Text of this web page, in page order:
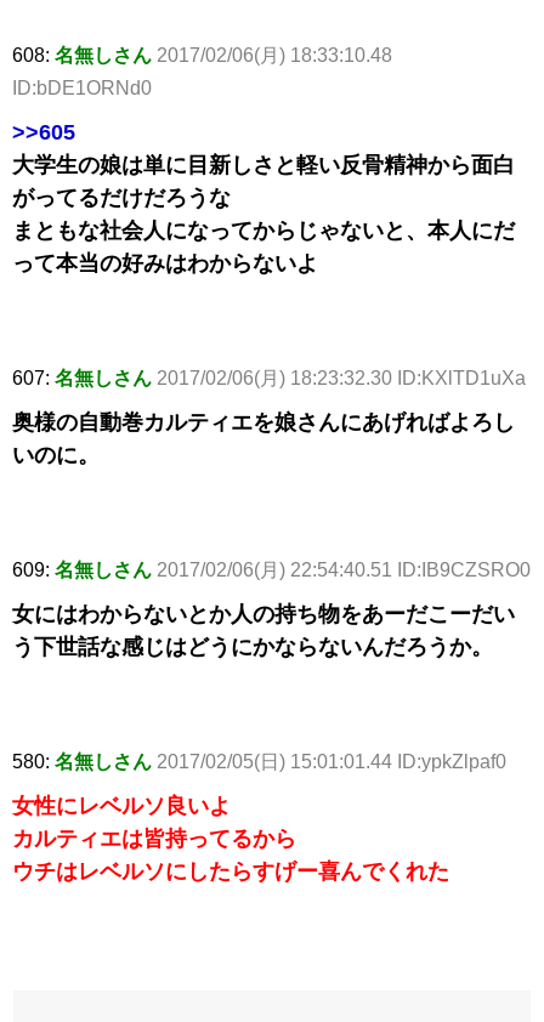
608: 名無しさん 2017/02/06(月) 18:33:10.48
ID:bDE1ORNd0
>>605
大学生の娘は単に目新しさと軽い反骨精神から面白
がってるだけだろうな
まともな社会人になってからじゃないと、本人にだ
って本当の好みはわからないよ
607: 名無しさん 2017/02/06(月) 18:23:32.30 ID:KXlTD1uXa
奥様の自動巻カルティエを娘さんにあげればよろし
いのに。
609: 名無しさん 2017/02/06(月) 22:54:40.51 ID:IB9CZSRO0
女にはわからないとか人の持ち物をあーだこーだい
う下世話な感じはどうにかならないんだろうか。
580: 名無しさん 2017/02/05(日) 15:01:01.44 ID:ypkZlpaf0
女性にレベルソ良いよ
カルティエは皆持ってるから
ウチはレベルソにしたらすげー喜んでくれた